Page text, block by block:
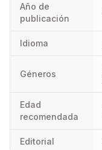
Año de
publicación
Idioma
Géneros
Edad
recomendada
Editorial